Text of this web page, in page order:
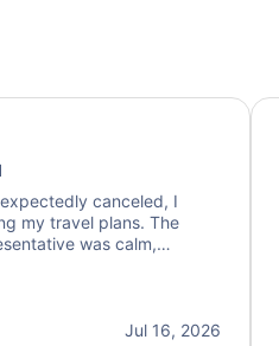
canceled, I
my travel plans. The
was calm,
alternative flight
support andJul 16, 2026